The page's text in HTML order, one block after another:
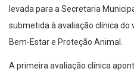
levada para a Secretaria
submetida à avaliação clínica
Bem-Estar e Proteção Animal.
A primeira avaliação clínica